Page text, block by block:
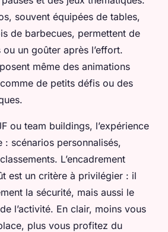
souvent équipées de tables,
de barbecues, permettent de
un goûter après l’effort.
même des animations
de petits défis ou des
ou team buildings, l’expérience
: scénarios personnalisés,
L’encadrement
est un critère à privilégier : il
la sécurité, mais aussi le
l’activité. En clair, moins vous
plus vous profitez du